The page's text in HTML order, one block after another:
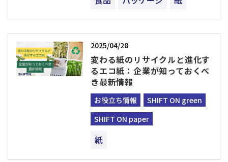
2025/04/28
変わる紙のリサイクルと進化す
るエコ紙：企業が知っておくべ
き最新情報
お役立ち情報
SHIFT ON green
SHIFT ON paper
紙